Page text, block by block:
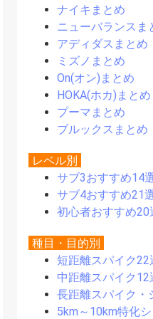
ナイキまとめ
ニューバランスま
アディダスまとめ
ミズノまとめ
On(オン)まとめ
HOKA(ホカ)まとめ
プーマまとめ
ブルックスまとめ
レベル別
サブ3おすすめ14
サブ4おすすめ21
初心者おすすめ20
種目・目的別
短距離スパイク22
中距離スパイク12
長距離スパイク・
5km～10km特化